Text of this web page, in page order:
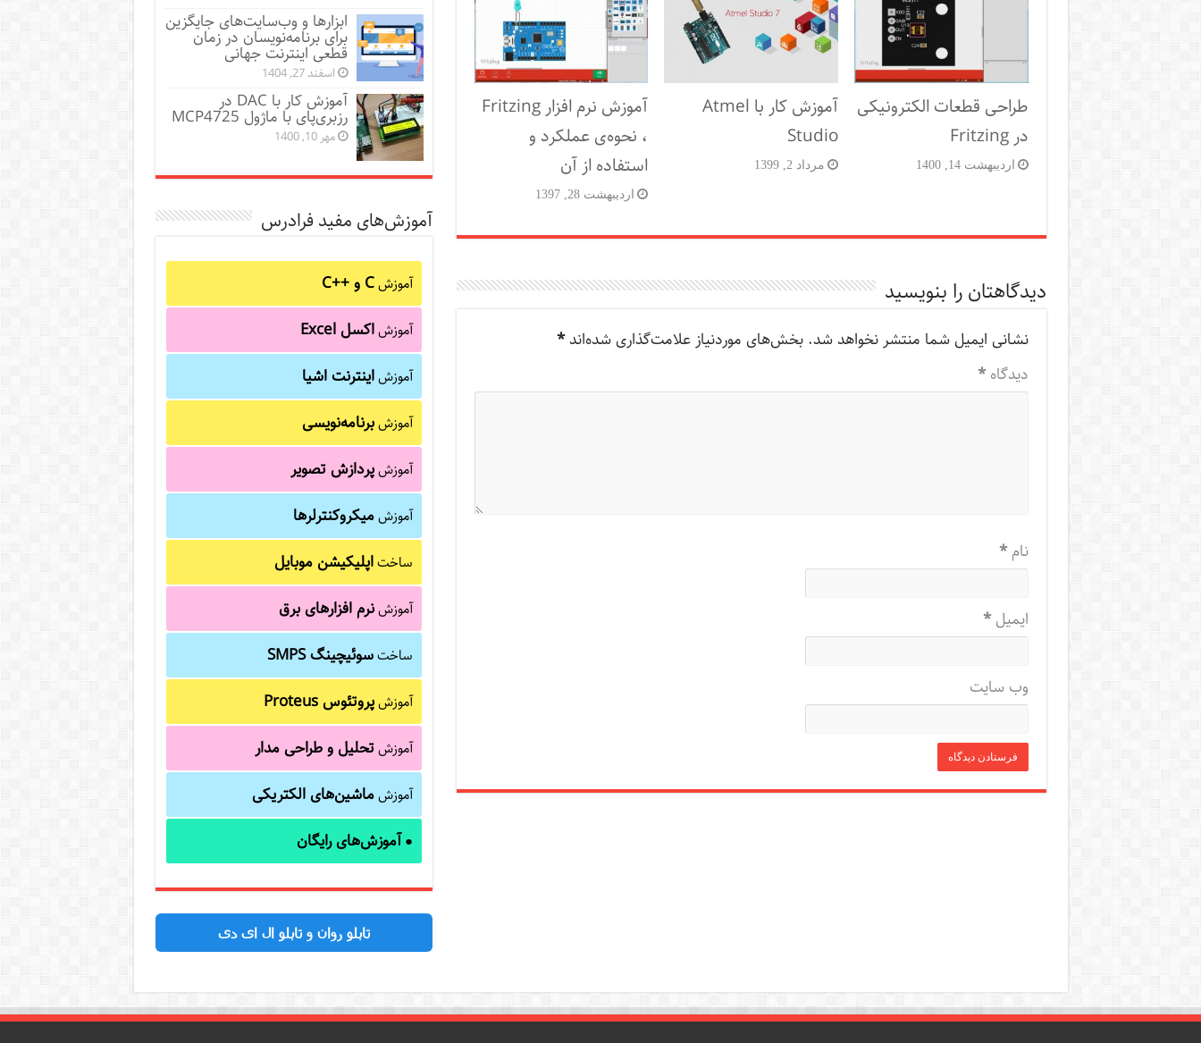
طراحی قطعات الکترونیکی
در Fritzing
اردیبهشت 14, 1400
آموزش کار با Atmel
Studio
مرداد 2, 1399
آموزش نرم افزار Fritzing
، نحوه‌ی عملکرد و
استفاده از آن
اردیبهشت 28, 1397
دیدگاهتان را بنویسید
نشانی ایمیل شما منتشر نخواهد شد. بخش‌های موردنیاز علامت‌گذاری شده‌اند*
دیدگاه*
نام*
ایمیل*
وب‌ سایت
ابزارها و وب‌سایت‌های جایگزین
برای برنامه‌نویسان در زمان
قطعی اینترنت جهانی
اسفند 27, 1404
آموزش کار با DAC در
رزبری‌پای با ماژول MCP4725
مهر 10, 1400
آموزش‌های مفید فرادرس
آموزشC و C++‎
آموزشاکسل Excel
آموزشاینترنت اشیا
آموزشبرنامه‌نویسی
آموزشپردازش تصویر
آموزشمیکروکنترلرها
ساختاپلیکیشن موبایل
آموزشنرم افزارهای برق
ساختسوئیچینگ SMPS
آموزشپروتئوس Proteus
آموزشتحلیل و طراحی مدار
آموزشماشین‌های الکتریکی
●آموزش‌های رایگان
تابلو روان و تابلو ال ای دی